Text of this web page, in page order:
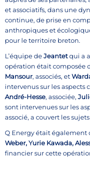
et associatifs, dans une
continue, de prise en
anthropiques et
pour le territoire breton.
L’équipe deJeantetqui a
opération était composée
Mansour, associés, et
intervenus sur les aspects
André-Hesse, associée,
sont intervenues sur les
associé, a couvert les
Q Energy était également
Weber, Yurie Kawada,
financier sur cette